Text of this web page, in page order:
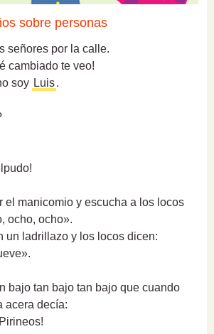
sobre personas
señores por la calle.
cambiado te veo!
soy Luis.
el manicomio y escucha a los locos
ocho, ocho».
un ladrillazo y los locos dicen:
bajo tan bajo tan bajo que cuando
acera decía: